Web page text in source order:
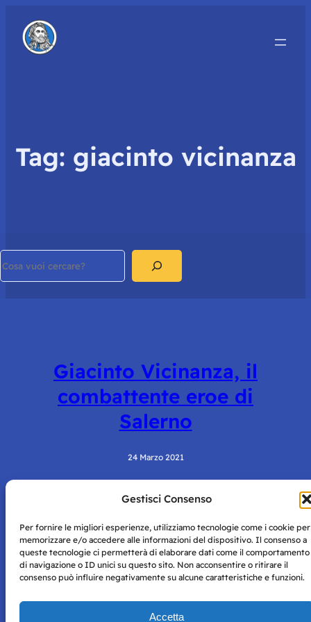
Gestisci Consenso
Per fornire le migliori esperienze, utilizziamo tecnologie come i cookie per
memorizzare e/o accedere alle informazioni del dispositivo. Il consenso a
queste tecnologie ci permetterà di elaborare dati come il comportamento
di navigazione o ID unici su questo sito. Non acconsentire o ritirare il
consenso può influire negativamente su alcune caratteristiche e funzioni.
Accetta
Tag: giacinto vicinanza
Giacinto Vicinanza, il
combattente eroe di
Salerno
24 Marzo 2021
Napoli con autorizzazione numero 38 del 25/9/2019.
Tutte le immagini e i contenuti su questo sito sono forniti